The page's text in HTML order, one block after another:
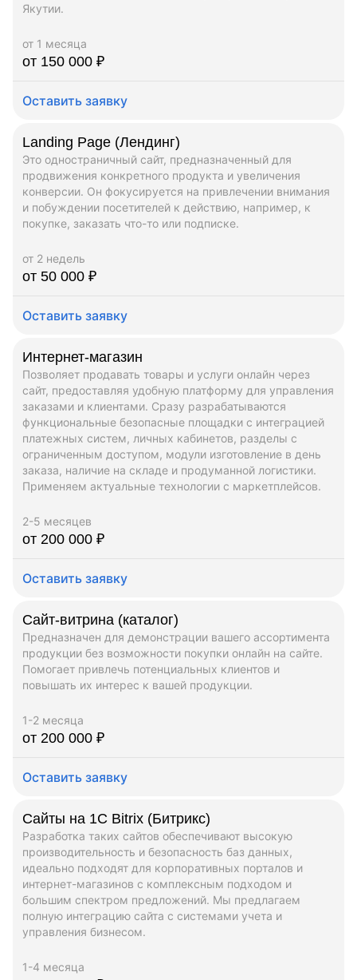
Якутии.
от 1 месяца
от 150 000 ₽
Оставить заявку
Landing Page (Лендинг)
Это одностраничный сайт, предназначенный для
продвижения конкретного продукта и увеличения
конверсии. Он фокусируется на привлечении внимания
и побуждении посетителей к действию, например, к
покупке, заказать что-то или подписке.
от 2 недель
от 50 000 ₽
Оставить заявку
Интернет-магазин
Позволяет продавать товары и услуги онлайн через
сайт, предоставляя удобную платформу для управления
заказами и клиентами. Сразу разрабатываются
функциональные безопасные площадки с интеграцией
платежных систем, личных кабинетов, разделы с
ограниченным доступом, модули изготовление в день
заказа, наличие на складе и продуманной логистики.
Применяем актуальные технологии с маркетплейсов.
2-5 месяцев
от 200 000 ₽
Оставить заявку
Сайт-витрина (каталог)
Предназначен для демонстрации вашего ассортимента
продукции без возможности покупки онлайн на сайте.
Помогает привлечь потенциальных клиентов и
повышать их интерес к вашей продукции.
1-2 месяца
от 200 000 ₽
Оставить заявку
Сайты на 1C Bitrix (Битрикс)
Разработка таких сайтов обеспечивают высокую
производительность и безопасность баз данных,
идеально подходят для корпоративных порталов и
интернет-магазинов с комплексным подходом и
большим спектром предложений. Мы предлагаем
полную интеграцию сайта с системами учета и
управления бизнесом.
1-4 месяца